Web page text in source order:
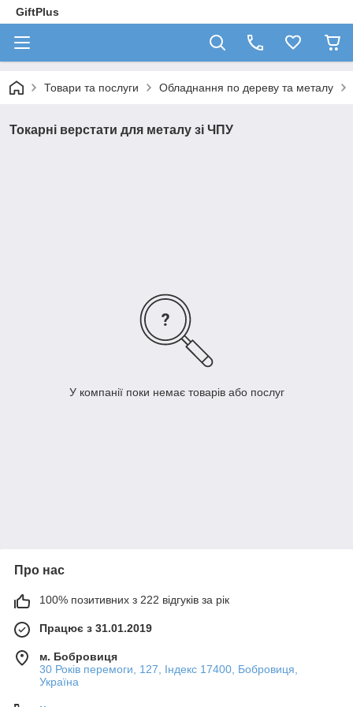
GiftPlus
Товари та послуги Обладнання по дереву та металу
Токарні верстати для металу зі ЧПУ
У компанії поки немає товарів або послуг
Про нас
100% позитивних з 222 відгуків за рік
Працює з 31.01.2019
м. Бобровиця
30 Років перемоги, 127, Індекс 17400, Бобровиця,
Україна